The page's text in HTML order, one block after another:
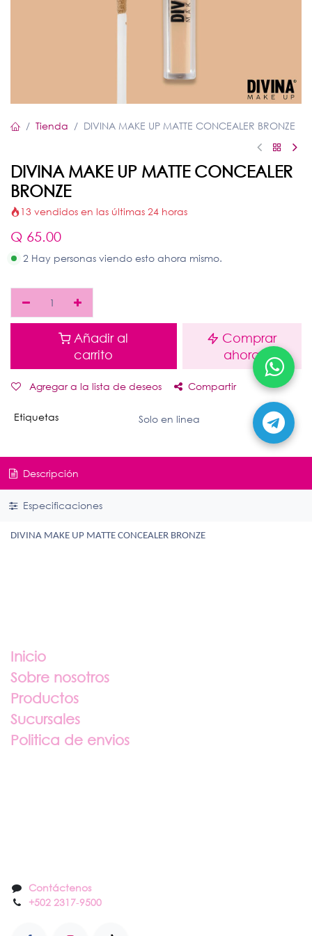
Tienda DIVINA MAKE UP MATTE CONCEALER BRONZE
DIVINA MAKE UP MATTE CONCEALER
BRONZE
13 vendidos en las últimas 24 horas
Q 65.00
2 Hay personas viendo esto ahora mismo.
Añadir al
carrito
Comprar
ahora
Agregar a la lista de deseos Compartir
Etiquetas Solo en linea
Descripción
Especificaciones
DIVINA MAKE UP MATTE CONCEALER BRONZE
Inicio
Sobre nosotros
Productos
Sucursales
Politica de envios
Contáctenos
+502 2317-9500